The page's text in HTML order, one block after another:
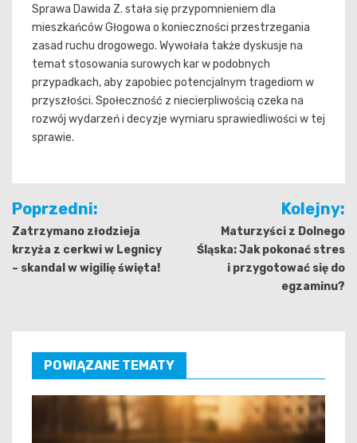
Sprawa Dawida Z. stała się przypomnieniem dla
mieszkańców Głogowa o konieczności przestrzegania
zasad ruchu drogowego. Wywołała także dyskusje na
temat stosowania surowych kar w podobnych
przypadkach, aby zapobiec potencjalnym tragediom w
przyszłości. Społeczność z niecierpliwością czeka na
rozwój wydarzeń i decyzje wymiaru sprawiedliwości w tej
sprawie.
Nawigacja
wpisu
Poprzedni:
Zatrzymano złodzieja
krzyża z cerkwi w Legnicy
– skandal w wigilię święta!
Kolejny:
Maturzyści z Dolnego
Śląska: Jak pokonać stres
i przygotować się do
egzaminu?
POWIĄZANE TEMATY